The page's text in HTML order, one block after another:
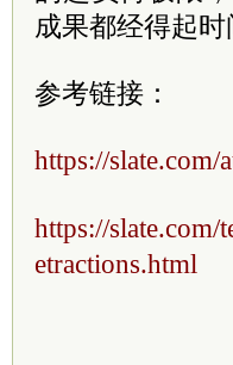
成果都经得起时
参考链接：
https://slate.com/
https://
etractions.html